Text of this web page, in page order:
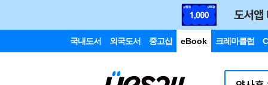
국내도서 외국도서 중고샵 eBook 크레마클럽